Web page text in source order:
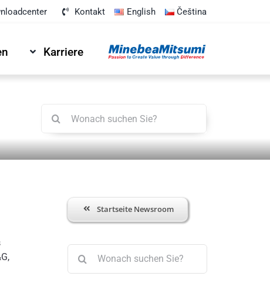
Kontakt English Čeština
Karriere
nach:
Startseite Newsroom
nach: